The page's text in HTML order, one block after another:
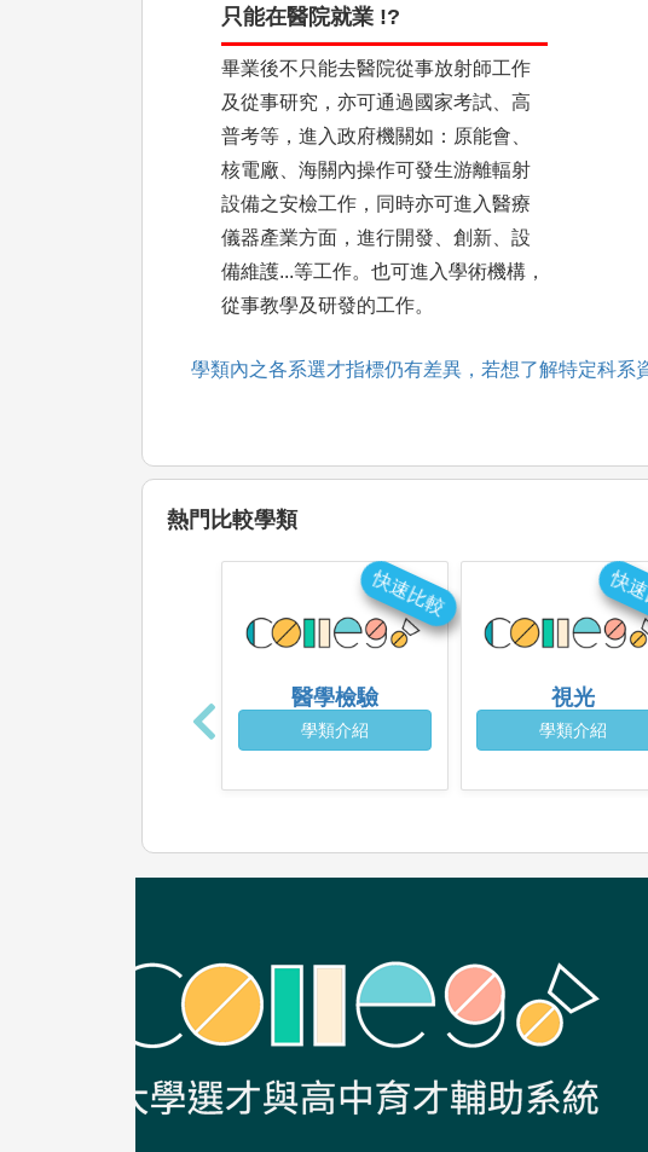
只能在醫院就業 !?
畢業後不只能去醫院從事放射師工作
及從事研究，亦可通過國家考試、高
普考等，進入政府機關如：原能會、
核電廠、海關內操作可發生游離輻射
設備之安檢工作，同時亦可進入醫療
儀器產業方面，進行開發、創新、設
備維護...等工作。也可進入學術機構，
從事教學及研發的工作。
學類內之各系選才指標仍有差異，若想了解特定科系
熱門比較學類
醫學檢驗
學類介紹
快速比較
視光
學類介紹
快